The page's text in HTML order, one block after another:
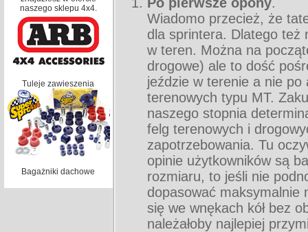
naszego sklepu 4x4.
Tuleje zawieszenia
Bagażniki dachowe
Wiadomo przecież, że
dla sprintera. Dlatego też
w teren. Można na
drogowe) ale to dość
jeździe w terenie a nie
terenowych typu MT.
naszego stopnia
felg terenowych i
zapotrzebowania. Tu
opinie użytkowników są
rozmiaru, to jeśli nie
dopasować maksymalnie
się we wnękach kół bez
należałoby najlepiej